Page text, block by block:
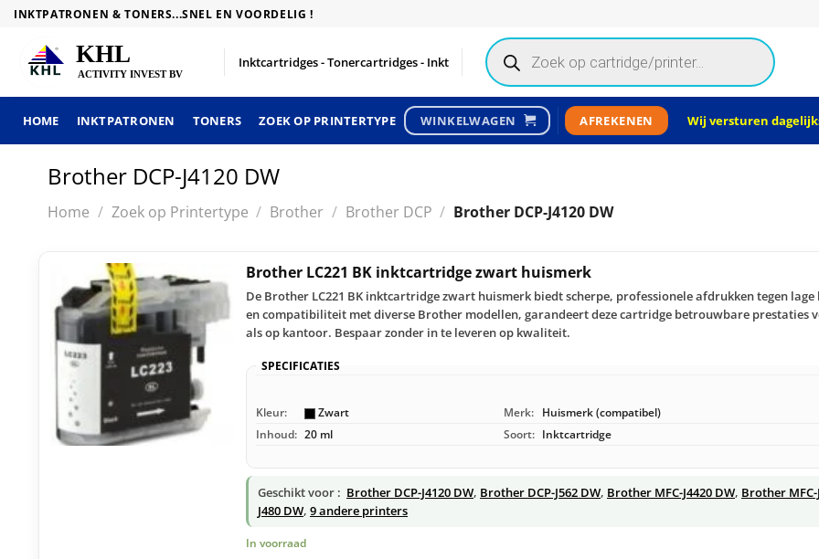
Skip
content
INKTPATRONEN & TONERS...SNEL EN VOORDELIG !
Inktcartridges - Tonercartridges - Inkt
Products
search
HOME INKTPATRONEN TONERS ZOEK OP PRINTERTYPE WINKELWAGEN AFREKENEN Wij versturen
Brother DCP-J4120 DW
Home / Zoek op Printertype / Brother / Brother DCP / Brother DCP-J4120 DW
Brother LC221 BK inktcartridge zwart huismerk
De Brother LC221 BK inktcartridge zwart huismerk biedt scherpe, professionele afdrukken tegen
en compatibiliteit met diverse Brother modellen, garandeert deze cartridge betrouwbare prestaties
als op kantoor. Bespaar zonder in te leveren op kwaliteit.
SPECIFICATIES
Kleur: Zwart Merk: Huismerk (compatibel)
Inhoud: 20 ml Soort: Inktcartridge
Geschikt voor : Brother DCP-J4120 DW, Brother DCP-J562 DW, Brother MFC-J4420 DW, Brother MFC-
J480 DW, 9 andere printers
In voorraad